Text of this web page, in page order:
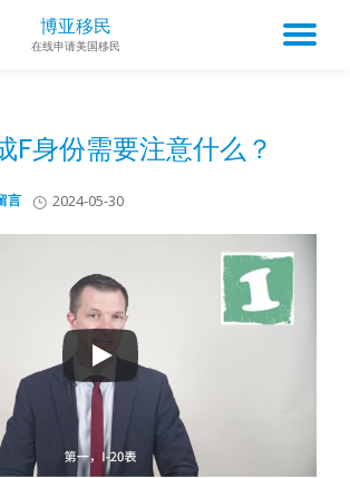
博亚移民
在线申请美国移民
F身份需要注意什么？
2024-05-30
言